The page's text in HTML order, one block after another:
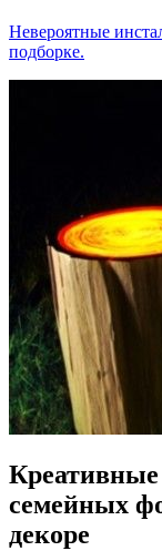
Невероятные
подборке.
семейных
декоре